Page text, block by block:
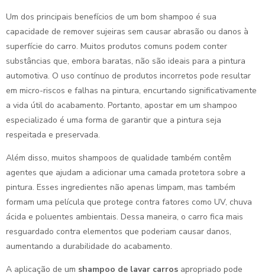
Um dos principais benefícios de um bom shampoo é sua
capacidade de remover sujeiras sem causar abrasão ou danos à
superfície do carro. Muitos produtos comuns podem conter
substâncias que, embora baratas, não são ideais para a pintura
automotiva. O uso contínuo de produtos incorretos pode resultar
em micro-riscos e falhas na pintura, encurtando significativamente
a vida útil do acabamento. Portanto, apostar em um shampoo
especializado é uma forma de garantir que a pintura seja
respeitada e preservada.
Além disso, muitos shampoos de qualidade também contêm
agentes que ajudam a adicionar uma camada protetora sobre a
pintura. Esses ingredientes não apenas limpam, mas também
formam uma película que protege contra fatores como UV, chuva
ácida e poluentes ambientais. Dessa maneira, o carro fica mais
resguardado contra elementos que poderiam causar danos,
aumentando a durabilidade do acabamento.
A aplicação de um shampoo de lavar carros apropriado pode